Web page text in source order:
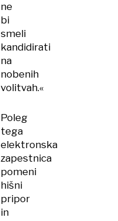
ne
bi
smeli
kandidirati
na
nobenih
volitvah.«
Poleg
tega
elektronska
zapestnica
pomeni
hišni
pripor
in